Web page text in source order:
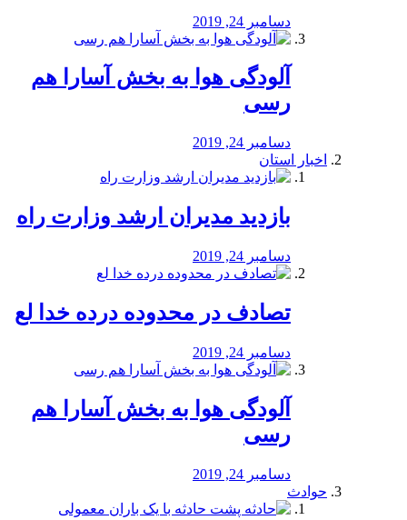
دسامبر 24, 2019
آلودگی هوا به بخش آسارا هم
رسی
دسامبر 24, 2019
اخبار استان
بازدید مدیران ارشد وزارت راه
دسامبر 24, 2019
تصادف در محدوده درده خدا لع
دسامبر 24, 2019
آلودگی هوا به بخش آسارا هم
رسی
دسامبر 24, 2019
حوادث